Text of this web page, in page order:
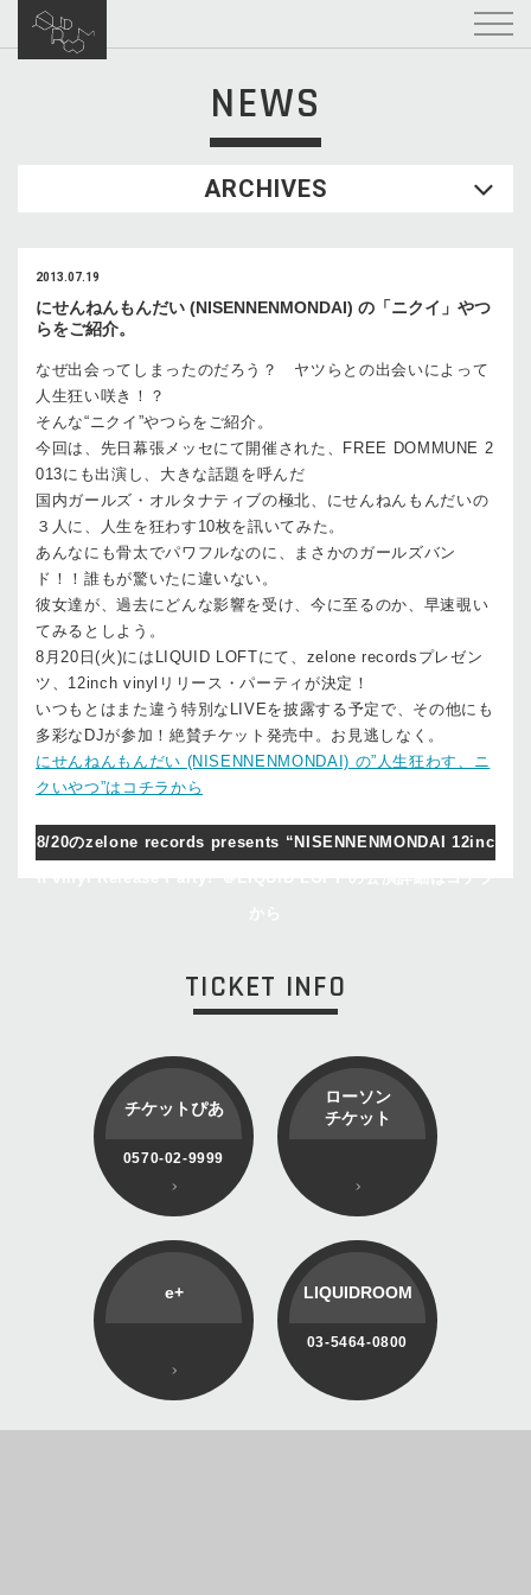
NEWS
ARCHIVES
2013.07.19
にせんねんもんだい (NISENNENMONDAI) の「ニクイ」やつ
らをご紹介。
なぜ出会ってしまったのだろう？ ヤツらとの出会いによって
人生狂い咲き！？
そんな“ニクイ”やつらをご紹介。
今回は、先日幕張メッセにて開催された、FREE DOMMUNE 2
013にも出演し、大きな話題を呼んだ
国内ガールズ・オルタナティブの極北、にせんねんもんだいの
３人に、人生を狂わす10枚を訊いてみた。
あんなにも骨太でパワフルなのに、まさかのガールズバン
ド！！誰もが驚いたに違いない。
彼女達が、過去にどんな影響を受け、今に至るのか、早速覗い
てみるとしよう。
8月20日(火)にはLIQUID LOFTにて、zelone recordsプレゼン
ツ、12inch vinylリリース・パーティが決定！
いつもとはまた違う特別なLIVEを披露する予定で、その他にも
多彩なDJが参加！絶賛チケット発売中。お見逃しなく。
にせんねんもんだい (NISENNENMONDAI) の”人生狂わす、ニ
クいやつ”はコチラから
8/20のzelone records presents “NISENNENMONDAI 12inc
TICKET INFO
チケットぴあ
0570-02-9999
ローソン
チケット
e+ LIQUIDROOM
03-5464-0800